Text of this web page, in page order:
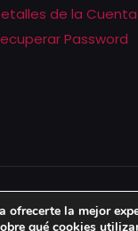
de la Cuenta
Password
web Wordpressby
ofrecerte la mejor
qué cookies